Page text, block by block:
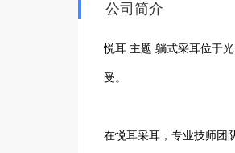
公司简介
悦耳.主题.躺式采耳位于
受。
在悦耳采耳，专业技师团